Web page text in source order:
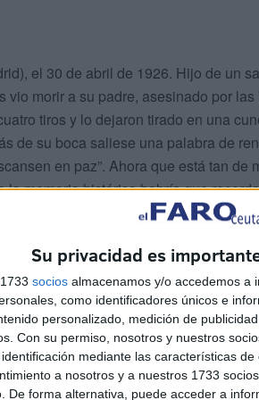
Su privacidad es
socios almacenamos y/o accedemos a
como identificadores únicos e
personalizado, medición de
Con su permiso, nosotros y nuestros
mediante las características
a nosotros y a nuestros 1733
De forma alternativa, puede acceder a
el 30 de abril de 1926. Hijo de un
morir a su padre, asesinado por las
tiros y lo dejaron tirado en una
de su boca saliese una palabra de
en paz”. Ahora que está tan de
memoria histórica habría que
el rencor”.
en la Academia General Militar, y
de Caballería. Entre sus varios
de la Academia de Caballería.
tarde su siguiente destino sería en el
Fue profe sor de Historia del
hasta su ascenso a teniente